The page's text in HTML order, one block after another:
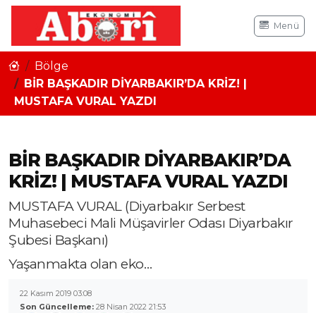
Menü
Bölge
BİR BAŞKADIR DİYARBAKIR’DA KRİZ! |
MUSTAFA VURAL YAZDI
BİR BAŞKADIR DİYARBAKIR’DA
KRİZ! | MUSTAFA VURAL YAZDI
MUSTAFA VURAL (Diyarbakır Serbest
Muhasebeci Mali Müşavirler Odası Diyarbakır
Şubesi Başkanı)
Yaşanmakta olan eko…
22 Kasım 2019 03:08
Son Güncelleme: 28 Nisan 2022 21:53